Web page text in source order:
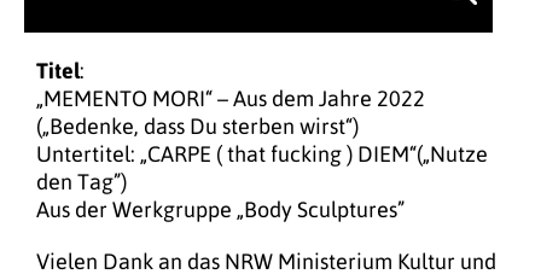
Titel:
„MEMENTO MORI“ – Aus dem Jahre 2022
(„Bedenke, dass Du sterben wirst“)
Untertitel: „CARPE ( that fucking ) DIEM“(„Nutze
den Tag”)
Aus der Werkgruppe „Body Sculptures”
Vielen Dank an das NRW Ministerium Kultur und